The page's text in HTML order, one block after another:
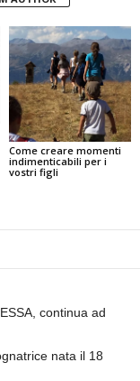
Come creare momenti
indimenticabili per i
vostri figli
continua ad
nata il 18